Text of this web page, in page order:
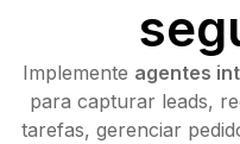
Implemente agentes
para capturar leads,
tarefas, gerenciar